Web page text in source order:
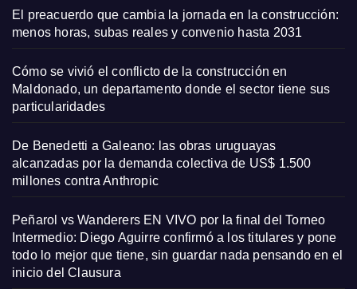
El preacuerdo que cambia la jornada en la construcción:
menos horas, subas reales y convenio hasta 2031
Cómo se vivió el conflicto de la construcción en
Maldonado, un departamento donde el sector tiene sus
particularidades
De Benedetti a Galeano: las obras uruguayas
alcanzadas por la demanda colectiva de US$ 1.500
millones contra Anthropic
Peñarol vs Wanderers EN VIVO por la final del Torneo
Intermedio: Diego Aguirre confirmó a los titulares y pone
todo lo mejor que tiene, sin guardar nada pensando en el
inicio del Clausura